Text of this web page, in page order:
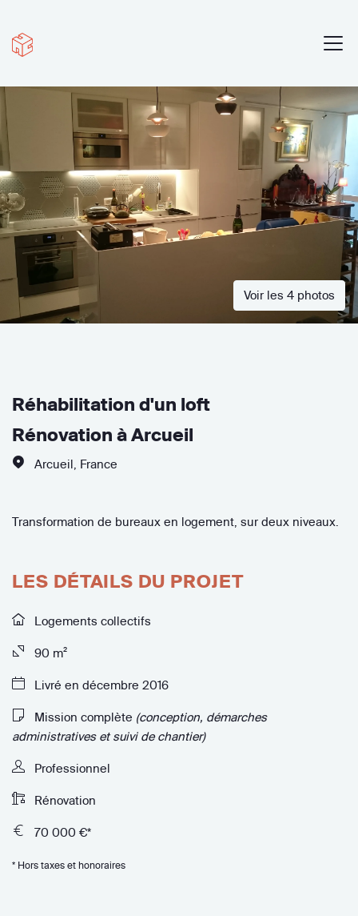
Voir les 4 photos
Réhabilitation d'un loft
Rénovation à Arcueil
Arcueil France
Transformation de bureaux en logement, sur deux niveaux.
LES DÉTAILS DU PROJET
Logements collectifs
90 m²
Livré en décembre 2016
Mission complète (conception, démarches
administratives et suivi de chantier)
Professionnel
Rénovation
70 000 €*
* Hors taxes et honoraires